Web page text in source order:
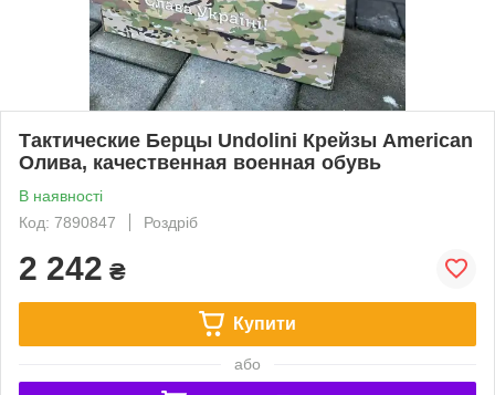
Тактические Берцы Undolini Крейзы American
Олива, качественная военная обувь
В наявності
Код: 7890847
Роздріб
2 242 ₴
Купити
або